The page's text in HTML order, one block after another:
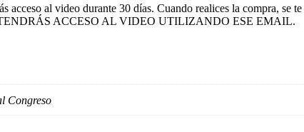
acceso al video durante 30 días. Cuando realices la compra, se
TENDRÁS ACCESO AL VIDEO UTILIZANDO ESE EMAIL.
Congreso